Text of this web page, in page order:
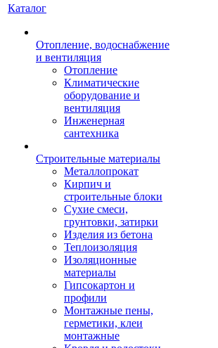
Каталог
Отопление, водоснабжение
и вентиляция
Отопление
Климатические
оборудование и
вентиляция
Инженерная
сантехника
Строительные материалы
Металлопрокат
Кирпич и
строительные блоки
Сухие смеси,
грунтовки, затирки
Изделия из бетона
Теплоизоляция
Изоляционные
материалы
Гипсокартон и
профили
Монтажные пены,
герметики, клеи
монтажные